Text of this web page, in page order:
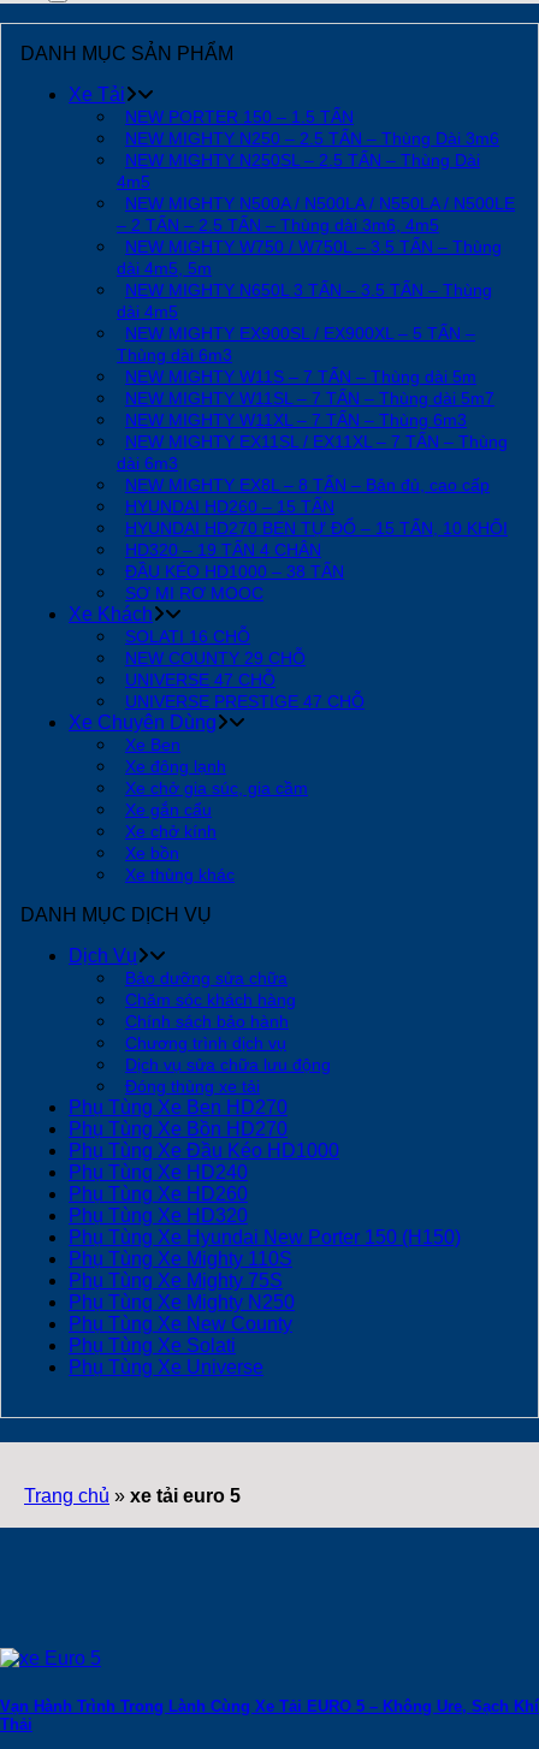
DANH MỤC SẢN PHẨM
Xe Tải
NEW PORTER 150 – 1.5 TẤN
NEW MIGHTY N250 – 2.5 TẤN – Thùng Dài 3m6
NEW MIGHTY N250SL – 2.5 TẤN – Thùng Dài
4m5
NEW MIGHTY N500A / N500LA / N550LA / N500LE
– 2 TẤN – 2.5 TẤN – Thùng dài 3m6, 4m5
NEW MIGHTY W750 / W750L – 3.5 TẤN – Thùng
dài 4m5, 5m
NEW MIGHTY N650L 3 TẤN – 3.5 TẤN – Thùng
dài 4m5
NEW MIGHTY EX900SL / EX900XL – 5 TẤN –
Thùng dài 6m3
NEW MIGHTY W11S – 7 TẤN – Thùng dài 5m
NEW MIGHTY W11SL – 7 TẤN – Thùng dài 5m7
NEW MIGHTY W11XL – 7 TẤN – Thùng 6m3
NEW MIGHTY EX11SL / EX11XL – 7 TẤN – Thùng
dài 6m3
NEW MIGHTY EX8L – 8 TẤN – Bản đủ, cao cấp
HYUNDAI HD260 – 15 TẤN
HYUNDAI HD270 BEN TỰ ĐỔ – 15 TẤN, 10 KHỐI
HD320 – 19 TẤN 4 CHÂN
ĐẦU KÉO HD1000 – 38 TẤN
SƠ MI RƠ MOOC
Xe Khách
SOLATI 16 CHỖ
NEW COUNTY 29 CHỖ
UNIVERSE 47 CHỖ
UNIVERSE PRESTIGE 47 CHỖ
Xe Chuyên Dùng
Xe Ben
Xe đông lạnh
Xe chở gia súc, gia cầm
Xe gắn cẩu
Xe chở kính
Xe bồn
Xe thùng khác
DANH MỤC DỊCH VỤ
Dịch Vụ
Bảo dưỡng sửa chữa
Chăm sóc khách hàng
Chính sách bảo hành
Chương trình dịch vụ
Dịch vụ sửa chữa lưu động
Đóng thùng xe tải
Phụ Tùng Xe Ben HD270
Phụ Tùng Xe Bồn HD270
Phụ Tùng Xe Đầu Kéo HD1000
Phụ Tùng Xe HD240
Phụ Tùng Xe HD260
Phụ Tùng Xe HD320
Phụ Tùng Xe Hyundai New Porter 150 (H150)
Phụ Tùng Xe Mighty 110S
Phụ Tùng Xe Mighty 75S
Phụ Tùng Xe Mighty N250
Phụ Tùng Xe New County
Phụ Tùng Xe Solati
Phụ Tùng Xe Universe
Trang chủ » xe tải euro 5
Vạn Hành Trình Trong Lành Cùng Xe Tải EURO 5 – Không Ure, Sạch Khí
Thải